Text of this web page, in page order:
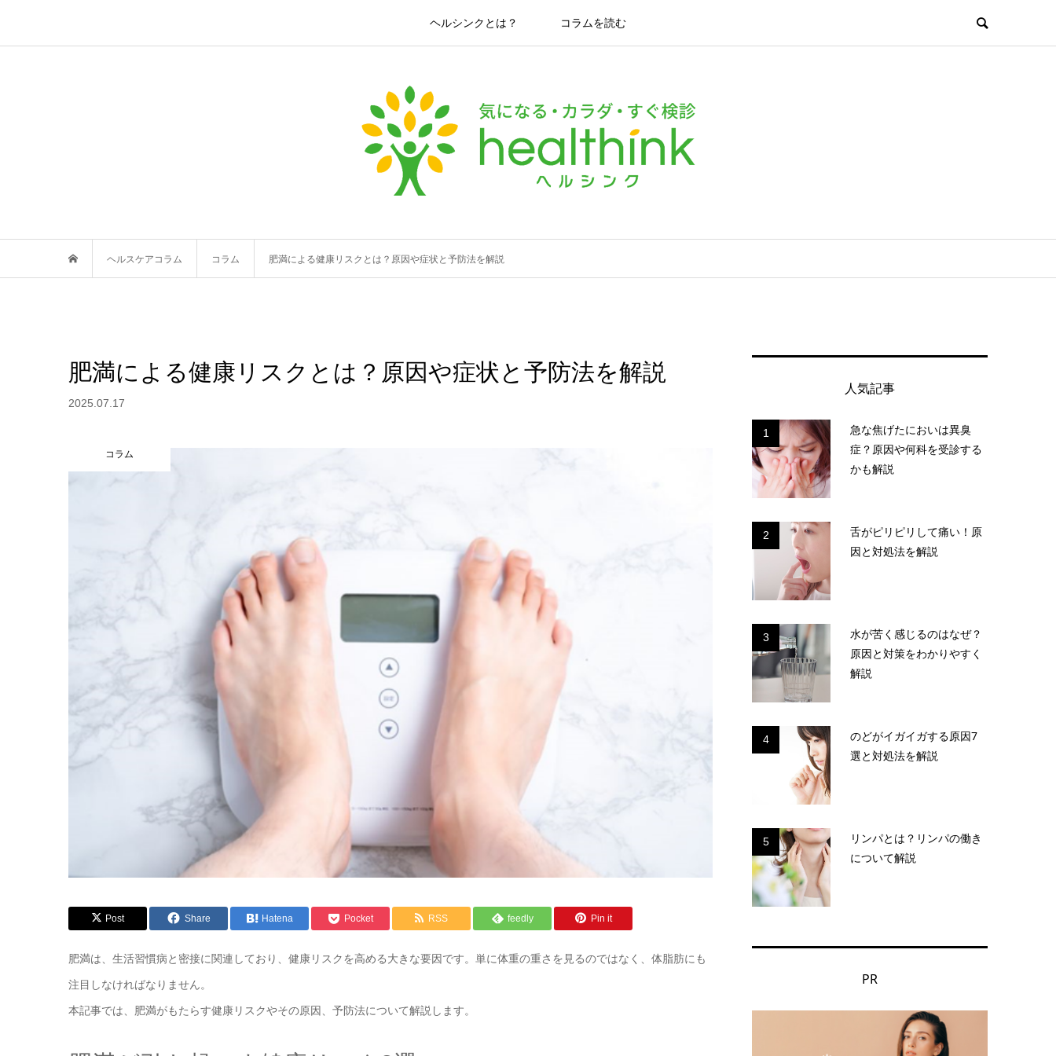
ヘルシンクとは？ コラムを読む
ヘルスケアコラム コラム 肥満による健康リスクとは？原因や症状と予防法を解説
肥満による健康リスクとは？原因や症状と予防法を解説
2025.07.17
コラム
Post Share Hatena Pocket RSS feedly Pin it
肥満は、生活習慣病と密接に関連しており、健康リスクを高める大きな要因です。単に体重の重さを見るのではなく、体脂肪にも
注目しなければなりません。
本記事では、肥満がもたらす健康リスクやその原因、予防法について解説します。
人気記事
1
急な焦げたにおいは異臭
症？原因や何科を受診する
かも解説
2
舌がピリピリして痛い！原
因と対処法を解説
3
水が苦く感じるのはなぜ？
原因と対策をわかりやすく
解説
4
のどがイガイガする原因7
選と対処法を解説
5
リンパとは？リンパの働き
について解説
PR